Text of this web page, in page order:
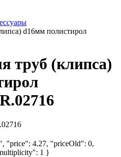
d16мм полистирол
труб (клипса)
"price": 4.27, "priceOld": 0,
1 }